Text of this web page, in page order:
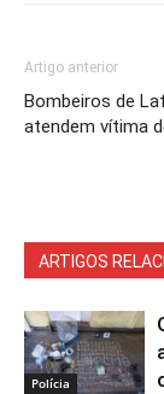
Artigo anterior
Bombeiros de
atendem vítima
ARTIGOS
Polícia